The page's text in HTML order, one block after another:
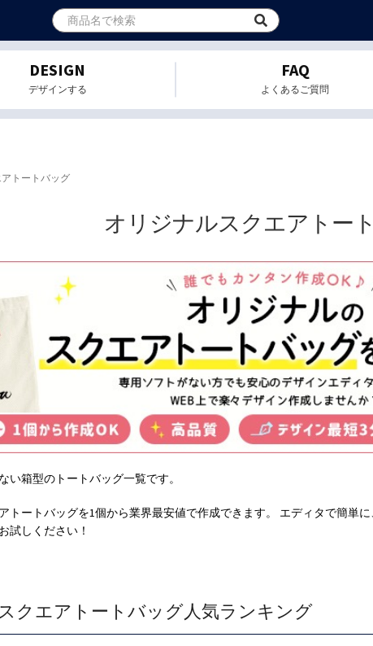
DESIGN
デザインする
FAQ
よくあるご質問
トートバッグ
オリジナルスクエアトー
い箱型のトートバッグ一覧です。
トートバッグを1個から業界最安値で作成できます。 エディタで簡単
試しください！
クエアトートバッグ人気ランキング